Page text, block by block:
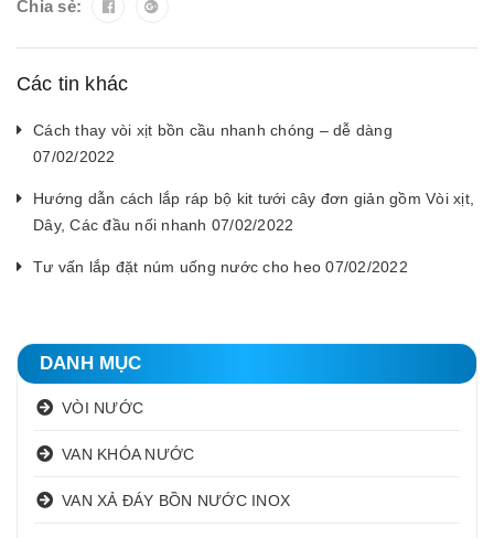
Chia sẻ:
Các tin khác
Cách thay vòi xịt bồn cầu nhanh chóng – dễ dàng
07/02/2022
Hướng dẫn cách lắp ráp bộ kit tưới cây đơn giản gồm Vòi xịt,
Dây, Các đầu nối nhanh 07/02/2022
Tư vấn lắp đặt núm uống nước cho heo 07/02/2022
DANH MỤC
VÒI NƯỚC
VAN KHÓA NƯỚC
VAN XẢ ĐÁY BỒN NƯỚC INOX